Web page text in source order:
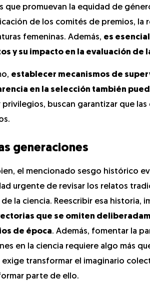
que promuevan la equidad de
de los comités de premios, la
femeninas. Además, es
y su impacto en la evaluación de
establecer mecanismos de
en la selección también
buscan garantizar que
generaciones
el mencionado sesgo histórico
urgente de revisar los relatos
la ciencia. Reescribir esa historia,
que se omiten
de época. Además, fomentar la
en la ciencia requiere algo más
exige transformar el imaginario
parte de ello.